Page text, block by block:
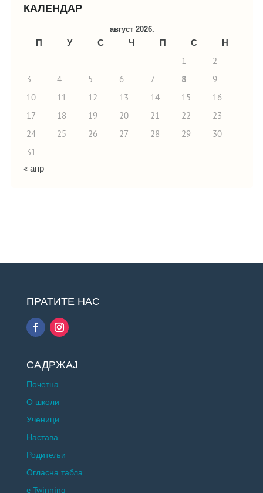
КАЛЕНДАР
август 2026.
П У С Ч П С
Н
1
2
3
4 5 6 7 8
9
10
11 12 13 14 15
16
17
18 19 20 21 22
23
24
25 26 27 28 29
30
31
« апр
ПРАТИТЕ НАС
САДРЖАЈ
Почетна
О школи
Ученици
Настава
Родитељи
Огласна табла
e Twinning